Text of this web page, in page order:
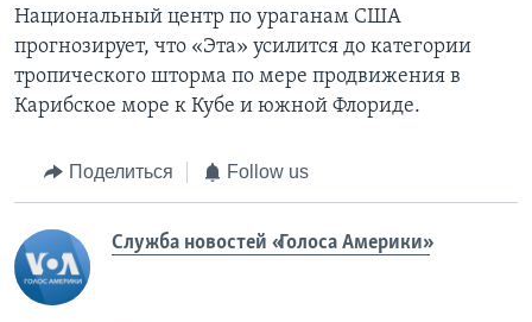
Национальный центр по ураганам США
прогнозирует, что «Эта» усилится до категории
тропического шторма по мере продвижения в
Карибское море к Кубе и южной Флориде.
Поделиться Follow us
Служба новостей «Голоса Америки»